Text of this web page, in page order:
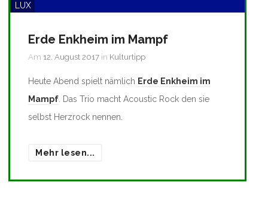
LUX
Erde Enkheim im Mampf
Am 12. August 2017 in Kulturtipp
Heute Abend spielt nämlich Erde Enkheim im
Mampf. Das Trio macht Acoustic Rock den sie
selbst Herzrock nennen.
Mehr lesen...